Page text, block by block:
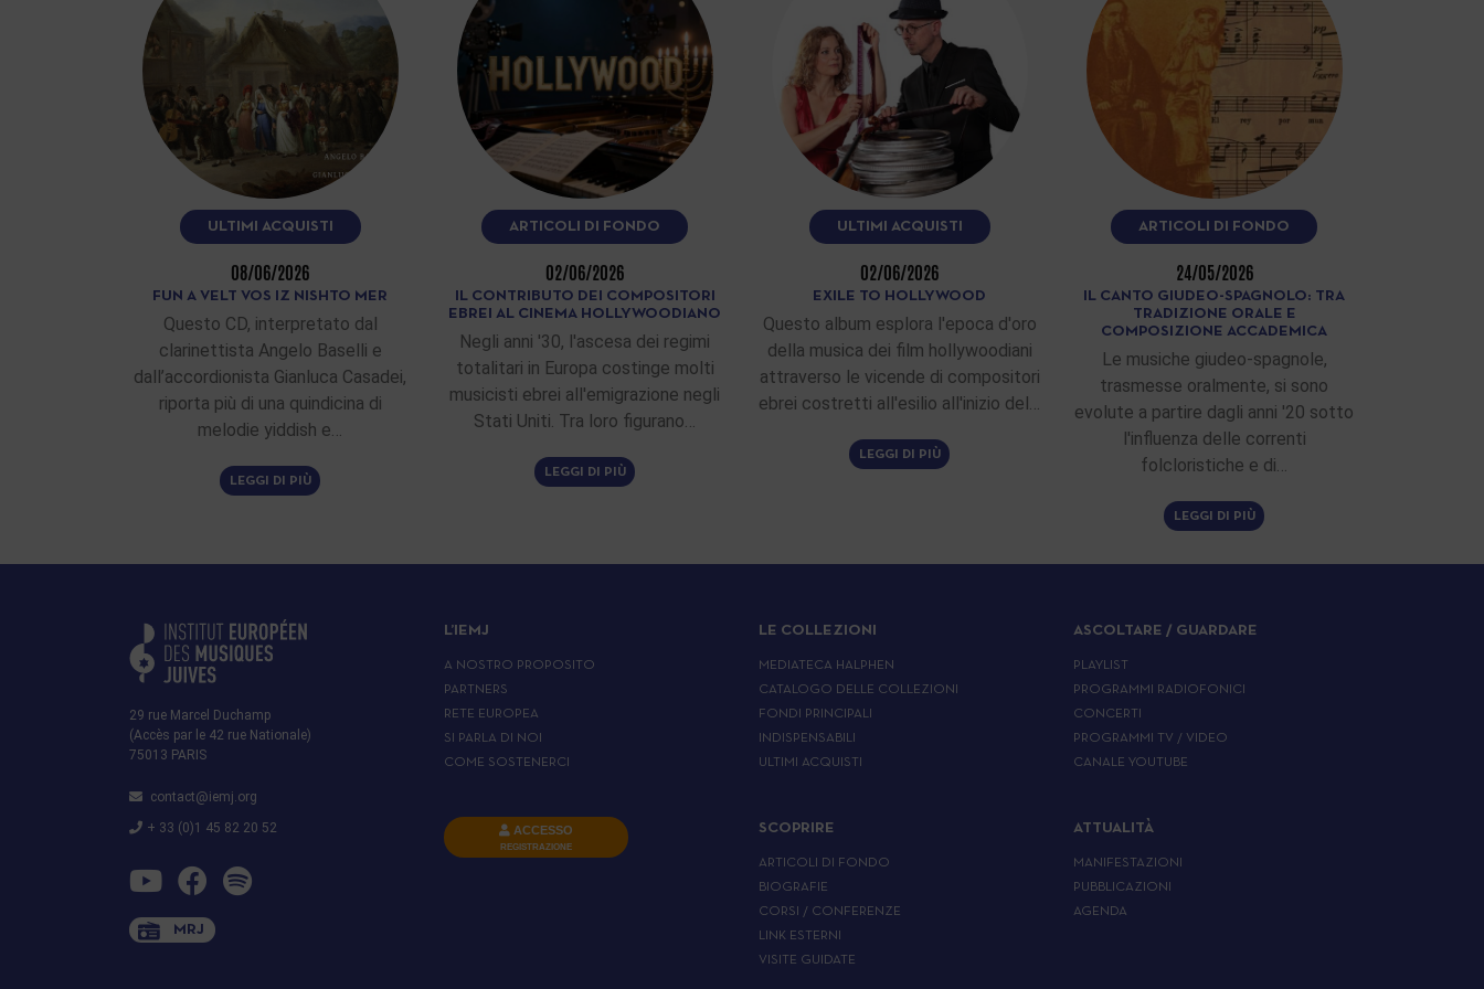
ULTIMI ACQUISTI
08/06/2026
FUN A VELT VOS IZ NISHTO MER
Questo CD, interpretato dal
clarinettista Angelo Baselli e
dall’accordionista Gianluca Casadei,
riporta più di una quindicina di
melodie yiddish e…
LEGGI DI PIÙ
ARTICOLI DI FONDO
02/06/2026
IL CONTRIBUTO DEI COMPOSITORI
EBREI AL CINEMA HOLLYWOODIANO
Negli anni '30, l'ascesa dei regimi
totalitari in Europa costinge molti
musicisti ebrei all'emigrazione negli
Stati Uniti. Tra loro figurano…
LEGGI DI PIÙ
ULTIMI ACQUISTI
02/06/2026
EXILE TO HOLLYWOOD
Questo album esplora l'epoca d'oro
della musica dei film hollywoodiani
attraverso le vicende di compositori
ebrei costretti all'esilio all'inizio del…
LEGGI DI PIÙ
ARTICOLI DI FONDO
24/05/2026
IL CANTO GIUDEO-SPAGNOLO: TRA
TRADIZIONE ORALE E
COMPOSIZIONE ACCADEMICA
Le musiche giudeo-spagnole,
trasmesse oralmente, si sono
evolute a partire dagli anni '20 sotto
l'influenza delle correnti
folcloristiche e di…
LEGGI DI PIÙ
29 rue Marcel Duchamp
(Accès par le 42 rue Nationale)
75013 PARIS
contact@iemj.org
+ 33 (0)1 45 82 20 52
MRJ
L’IEMJ
A NOSTRO PROPOSITO
PARTNERS
RETE EUROPEA
SI PARLA DI NOI
COME SOSTENERCI
ACCESSO
REGISTRAZIONE
LE COLLEZIONI
MEDIATECA HALPHEN
CATALOGO DELLE COLLEZIONI
FONDI PRINCIPALI
INDISPENSABILI
ULTIMI ACQUISTI
SCOPRIRE
ARTICOLI DI FONDO
BIOGRAFIE
CORSI / CONFERENZE
LINK ESTERNI
VISITE GUIDATE
ASCOLTARE / GUARDARE
PLAYLIST
PROGRAMMI RADIOFONICI
CONCERTI
PROGRAMMI TV / VIDEO
CANALE YOUTUBE
ATTUALITÀ
MANIFESTAZIONI
PUBBLICAZIONI
AGENDA